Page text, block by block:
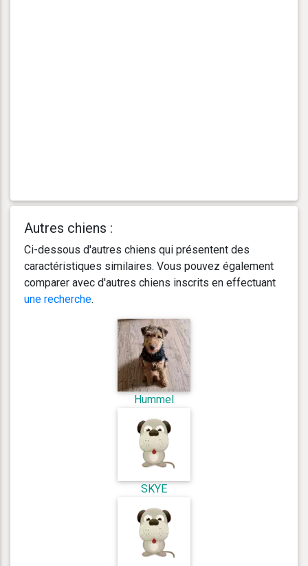
Autres chiens :
Ci-dessous d'autres chiens qui présentent des
caractéristiques similaires. Vous pouvez également
comparer avec d'autres chiens inscrits en effectuant
une recherche.
Hummel
SKYE